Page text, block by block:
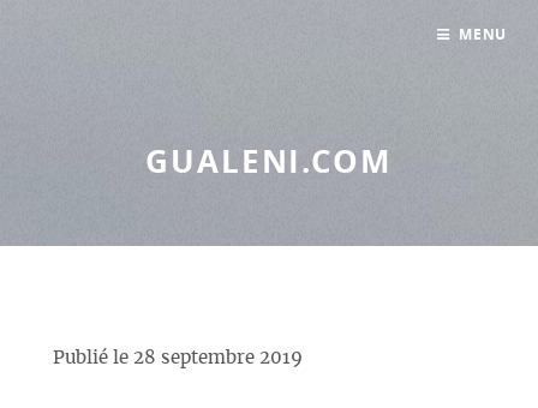
GUALENI.COM
Publié le 28 septembre 2019
MENU